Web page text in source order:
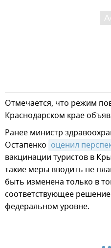
Отмечается, что режим
Краснодарском крае
Ранее министр
Остапенко оценил
вакцинации туристов в
такие меры вводить не
быть изменена только в
соответствующее
федеральном уровне.